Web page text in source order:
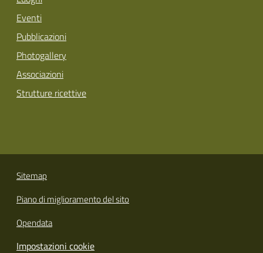
Eventi
Pubblicazioni
Photogallery
Associazioni
Strutture ricettive
Sitemap
Piano di miglioramento del sito
Opendata
Impostazioni cookie